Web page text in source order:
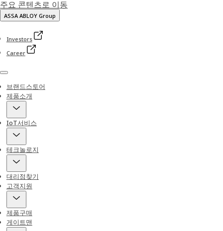
주요 콘텐츠로 이동
ASSA ABLOY Group
Investors
Career
Menu
브랜드스토어
제품소개
IoT서비스
테크놀로지
대리점찾기
고객지원
제품구매
게이트맨